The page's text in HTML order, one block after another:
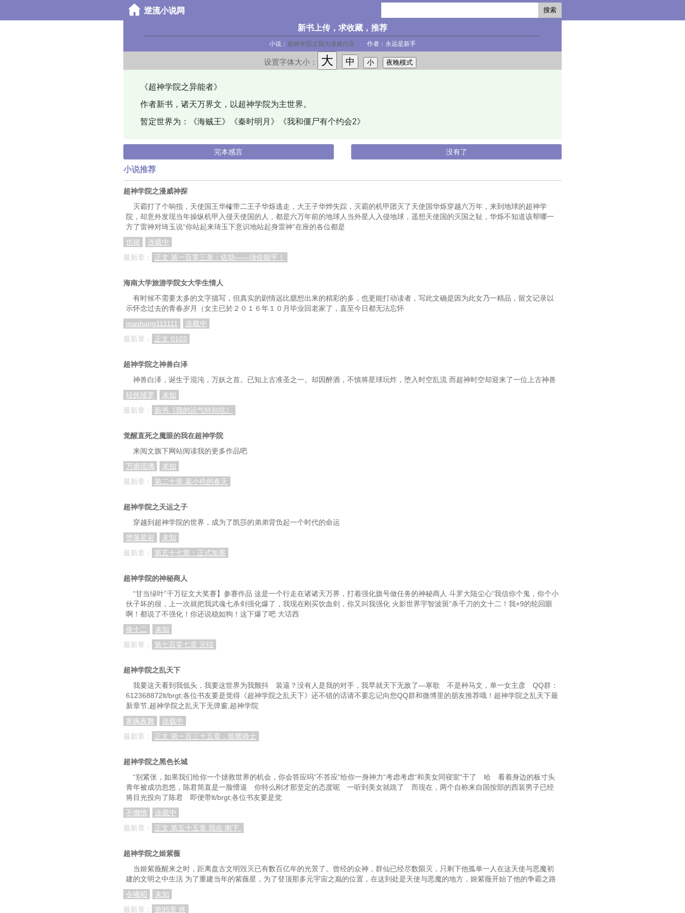
搜索
新书上传，求收藏，推荐
小说： 超神学院之我为漫威代言 作者：永远是新手
设置字体大小： 大 中 小 夜晚模式
《超神学院之异能者》
作者新书，诸天万界文，以超神学院为主世界。
暂定世界为：《海贼王》《秦时明月》《我和僵尸有个约会2》
完本感言 没有了
小说推荐
超神学院之漫威神探
灭霸打了个响指，天使国王华榷带二王子华烁逃走，大王子华烨失踪，灭霸的机甲团灭了天使国华烁穿越六万年，来到地球的超神学
院，却意外发现当年操纵机甲入侵天使国的人，都是六万年前的地球人当外星人入侵地球，遥想天使国的灭国之耻，华烁不知道该帮哪一
方了雷神对琦玉说“你站起来琦玉下意识地站起身雷神“在座的各位都是
也猪
连载中
最新章：
正文 第一百零三章：佐助——须佐能乎！
海南大学旅游学院女大学生情人
有时候不需要太多的文字描写，但真实的剧情远比臆想出来的精彩的多，也更能打动读者，写此文确是因为此女乃一精品，留文记录以
示怀念过去的青春岁月（女主已於２０１６年１０月毕业回老家了，直至今日都无法忘怀
mashang111111
连载中
最新章：
正文 0103
超神学院之神兽白泽
神兽白泽，诞生于混沌，万妖之首。已知上古准圣之一。却因醉酒，不慎将星球玩炸，堕入时空乱流 而超神时空却迎来了一位上古神兽
轻抚绫罗
未知
最新章：
新书《我的运气特别坑》
觉醒直死之魔眼的我在超神学院
来阅文旗下网站阅读我的更多作品吧
万盏琉璃
未知
最新章：
第二十章 葛小伦的春天
超神学院之天运之子
穿越到超神学院的世界，成为了凯莎的弟弟背负起一个时代的命运
堕落星岩
未知
最新章：
第五十七章：正式加冕
超神学院的神秘商人
“甘当绿叶”千万征文大奖赛】参赛作品 这是一个行走在诸诸天万界，打着强化旗号做任务的神秘商人 斗罗大陆尘心“我信你个鬼，你个小
伙子坏的很，上一次就把我武魂七杀剑强化爆了，我现在刚买饮血剑，你又叫我强化 火影世界宇智波斑“杀千刀的文十二！我+9的轮回眼
啊！都说了不强化！你还说稳如狗！这下爆了吧 大话西
依十二
未知
最新章：
第七百零七章 完结
超神学院之乱天下
我要这天看到我低头，我要这世界为我颤抖 装逼？没有人是我的对手，我早就天下无敌了—寒歌 不是种马文，单一女主彦 QQ群：
612368872lt/brgt;各位书友要是觉得《超神学院之乱天下》还不错的话请不要忘记向您QQ群和微博里的朋友推荐哦！超神学院之乱天下最
新章节,超神学院之乱天下无弹窗,超神学院
寒枫夜舞
连载中
最新章：
正文 第一百三十五章，骷髅骑士
超神学院之黑色长城
“别紧张，如果我们给你一个拯救世界的机会，你会答应吗“不答应“给你一身神力“考虑考虑“和美女同寝室“干了 哈 看着身边的板寸头
青年被成功忽悠，陈君简直是一脸懵逼 你特么刚才那坚定的态度呢 一听到美女就跪了 而现在，两个自称来自国按部的西装男子已经
将目光投向了陈君 即便带lt/brgt;各位书友要是觉
不懒惰
连载中
最新章：
正文 第五十五章 我在 阁下.
超神学院之姬紫薇
当姬紫薇醒来之时，距离盘古文明毁灭已有数百亿年的光景了。曾经的众神，群仙已经尽数陨灭，只剩下他孤单一人在这天使与恶魔初
建的文明之中生活 为了重建当年的紫薇星，为了登顶那多元宇宙之巅的位置，在这到处是天使与恶魔的地方，姬紫薇开始了他的争霸之路
令曦昭
未知
最新章：
第95章 终